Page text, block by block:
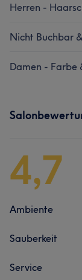
Herren -
Nicht Buchbar
Damen - Farbe
4,7
Ambiente
Sauberkeit
Service